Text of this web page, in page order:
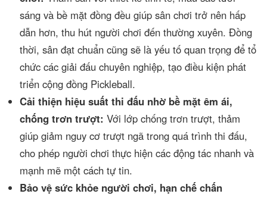
sáng và bề mặt đồng đều giúp sân chơi trở nên hấp
dẫn hơn, thu hút người chơi đến thường xuyên. Đồng
thời, sân đạt chuẩn cũng sẽ là yếu tố quan trọng để tổ
chức các giải đấu chuyên nghiệp, tạo điều kiện phát
triển cộng đồng Pickleball.
Cải thiện hiệu suất thi đấu nhờ bề mặt êm ái,
chống trơn trượt: Với lớp chống trơn trượt, thảm
giúp giảm nguy cơ trượt ngã trong quá trình thi đấu,
cho phép người chơi thực hiện các động tác nhanh và
mạnh mẽ một cách tự tin.
Bảo vệ sức khỏe người chơi, hạn chế chấn